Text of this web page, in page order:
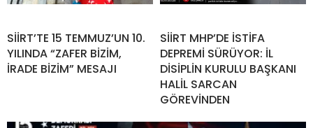
SİİRT’TE 15 TEMMUZ’UN 10.
YILINDA “ZAFER BİZİM,
İRADE BİZİM” MESAJI
SİİRT MHP’DE İSTİFA
DEPREMİ SÜRÜYOR: İL
DİSİPLİN KURULU BAŞKANI
HALİL SARCAN
GÖREVİNDEN